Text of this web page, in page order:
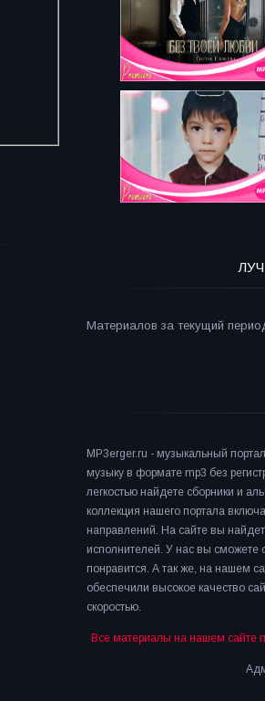
Материалов за текущий
MP3erger.ru - музыкальный
музыку в формате mp3 без
легкостью найдете сборники и
коллекция нашего портала
направлений. На сайте вы
исполнителей. У нас вы сможете
понравится. А так же, на нашем
обеспечили высокое качество
скоростью.
Все материалы на нашем сайте